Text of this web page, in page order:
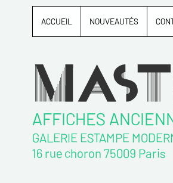
ACCUEIL NOUVEAUTÉS
AFFICHES
GALERIE ESTAMPE
16 rue choron 75009 Paris